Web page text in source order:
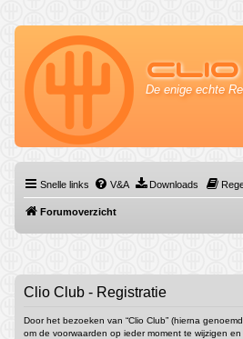
Clio
De enige echte
Snelle links V&A Downloads
Forumoverzicht
Clio Club - Registratie
Door het bezoeken van “Clio Club” (hierna
om de voorwaarden op ieder moment te wijzigen